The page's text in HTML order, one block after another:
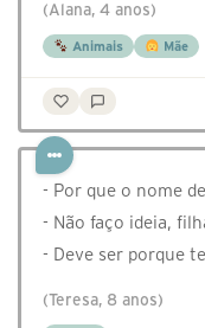
(Alana, 4 anos)
Animais Mãe
- Por que o nome
- Não faço ideia,
- Deve ser porque
(Teresa, 8 anos)